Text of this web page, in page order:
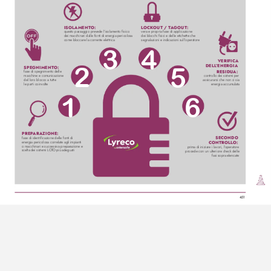
451
PREPARAZIONE:
fase di identificazione delle fonti di
energia pericolosa correlate agli impianti
o macchinari e successiva preparazione e
scelta dei sistemi LOTO più adeguati
SPEGNIMENTO:
fase di spegnimento delle
macchine e comunicazione
del loro blocco a tutte
le parti coinvolte
ISOLAMENTO:
questo passaggio prevede l’isolamento fisico
dei macchinari dalle fonti di energia pericolosa
come bloccare la corrente elettrica
LOCKOUT / TAGOUT:
vera e propria fase di applicazione
dei blocchi fisici e delle etichette che
segnalazioni e indicazioni sull’operatore
VERIFICA
DELL’ENERGIA
RESIDUA:
controllo dei sistemi per
assicurarsi che non ci sia
energia accumulata
SECONDO
CONTROLLO:
prima di iniziare i lavori, l’operatore
procede con un ulteriore check delle
fasi sopra elencate
1
2
3
4
5
6